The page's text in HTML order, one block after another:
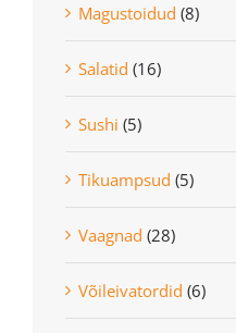
Magustoidud (8)
Salatid (16)
Sushi (5)
Tikuampsud (5)
Vaagnad (28)
Võileivatordid (6)